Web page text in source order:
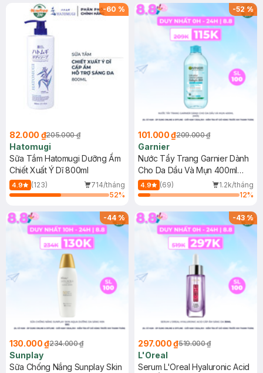
(SL có hạn)
-60 %
82.000 ₫205.000 ₫
Hatomugi
Sữa Tắm Hatomugi Dưỡng Ẩm
Chiết Xuất Ý Dĩ 800ml
4.9 (123)
714/tháng
52%
-52%
101.000 ₫209.000 ₫
Garnier
Nước Tẩy Trang Garnier Dành
Cho Da Dầu Và Mụn 400ml
(Mới)
4.9 (69)
1.2k/tháng
12%
-44%
130.000 ₫234.000 ₫
Sunplay
Sữa Chống Nắng Sunplay Skin
-43%
297.000 ₫519.000 ₫
L'Oreal
Serum L'Oreal Hyaluronic Acid